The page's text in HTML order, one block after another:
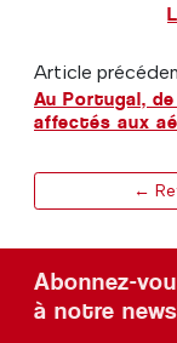
Article
Au Portugal,
affectés aux
←
Abonnez-
à notre